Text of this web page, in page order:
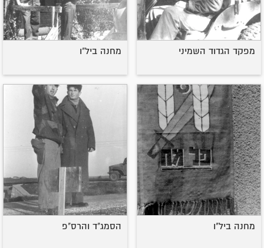
מפקד הגדוד השמיני מחנה ביל"ו
מחנה ביל"ו הסמג"ד והרס"פ